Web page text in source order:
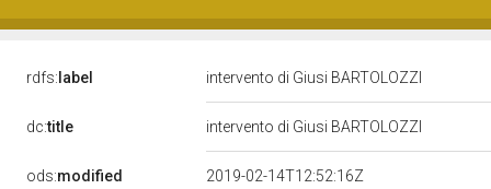
rdfs: label intervento di Giusi BARTOLOZZI
dc:title intervento di Giusi BARTOLOZZI
ods:modified 2019-02-14T12:52:16Z